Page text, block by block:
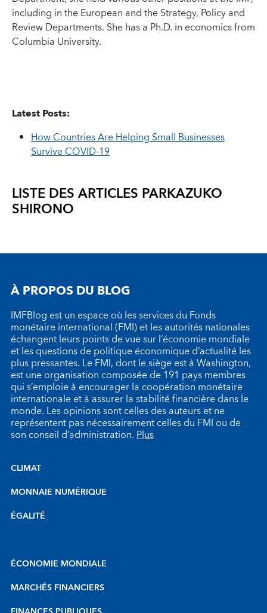
including in the European and the Strategy, Policy and
Review Departments. She has a Ph.D. in economics from
Columbia University.
Latest Posts:
How Countries Are Helping Small Businesses
Survive COVID-19
LISTE DES ARTICLES PARKAZUKO
SHIRONO
À PROPOS DU BLOG
IMFBlog est un espace où les services du Fonds
monétaire international (FMI) et les autorités nationales
échangent leurs points de vue sur l’économie mondiale
et les questions de politique économique d’actualité les
plus pressantes. Le FMI, dont le siège est à Washington,
est une organisation composée de 191 pays membres
qui s’emploie à encourager la coopération monétaire
internationale et à assurer la stabilité financière dans le
monde. Les opinions sont celles des auteurs et ne
représentent pas nécessairement celles du FMI ou de
son conseil d’administration.Plus
CLIMAT
MONNAIE NUMÉRIQUE
ÉGALITÉ
ÉCONOMIE MONDIALE
MARCHÉS FINANCIERS